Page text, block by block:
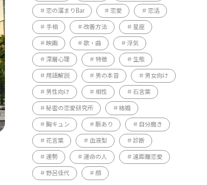
恋の溜まりBar 恋愛 恋活
手相 改善方法 星座
映画 歌・曲 浮気
深層心理 特徴 生態
用語解説 男の本音 男女向け
男性向け 相性 石言葉
秘密の恋愛研究所 結婚
胸キュン 脈あり 自分磨き
花言葉 血液型 診断
運勢 運命の人 遠距離恋愛
野呂佳代 顔